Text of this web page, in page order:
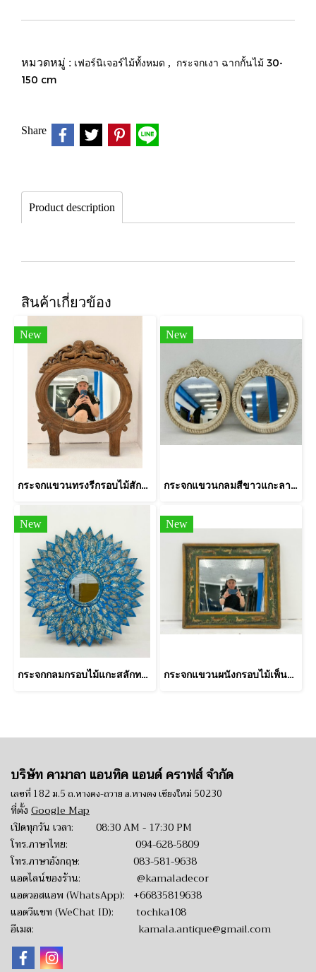
หมวดหมู่ : เฟอร์นิเจอร์ไม้ทั้งหมด , กระจกเงา ฉากกั้นไม้ 30-
150 cm
Share
Product description
สินค้าเกี่ยวข้อง
New
กระจกแขวนทรงรีกรอบไม้สักแกะลายสวย
New
กระจกแขวนกลมสีขาวแกะลายคลาสสิค
New
กระจกกลมกรอบไม้แกะสลักทรงรัศมีสีฟ้า
New
กระจกแขวนผนังกรอบไม้เพ็นลายเสือและกวาง
บริษัท คามาลา แอนทิค แอนด์ คราฟส์ จำกัด
เลขที่ 182 ม.5 ถ.หางดง-ถวาย อ.หางดง เชียงใหม่ 50230
ที่ตั้ง Google Map
เปิดทุกวัน เวลา: 08:30 AM - 17:30 PM
โทร.ภาษาไทย: 094-628-5809
โทร.ภาษาอังกฤษ: 083-581-9638
แอดไลน์ของร้าน: @kamaladecor
แอดวอสแอพ (WhatsApp): +66835819638
แอดวีแชท (WeChat ID): tochka108
อีเมล: kamala.antique@gmail.com